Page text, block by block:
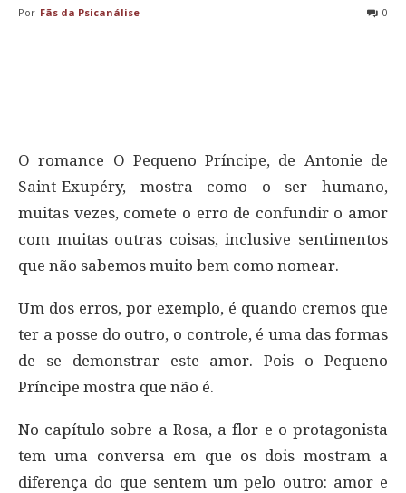
Por Fãs da Psicanálise - 0
O romance O Pequeno Príncipe, de Antonie de
Saint-Exupéry, mostra como o ser humano,
muitas vezes, comete o erro de confundir o amor
com muitas outras coisas, inclusive sentimentos
que não sabemos muito bem como nomear.
Um dos erros, por exemplo, é quando cremos que
ter a posse do outro, o controle, é uma das formas
de se demonstrar este amor. Pois o Pequeno
Príncipe mostra que não é.
No capítulo sobre a Rosa, a flor e o protagonista
tem uma conversa em que os dois mostram a
diferença do que sentem um pelo outro: amor e